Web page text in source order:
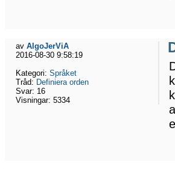
av AlgoJerViA
2016-08-30 9:58:19
Kategori: Språket
Tråd: Definiera orden
Svar: 16
Visningar: 5334